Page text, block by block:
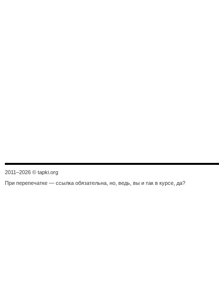
2011–2026 © tapki.org
При перепечатке — ссылка обязательна, но, ведь, вы и так в курсе, да?